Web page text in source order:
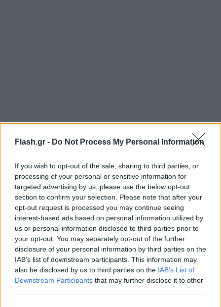
Flash.gr - Do Not Process My Personal Information
If you wish to opt-out of the sale, sharing to third parties, or
processing of your personal or sensitive information for
targeted advertising by us, please use the below opt-out
section to confirm your selection. Please note that after your
opt-out request is processed you may continue seeing
interest-based ads based on personal information utilized by
us or personal information disclosed to third parties prior to
your opt-out. You may separately opt-out of the further
disclosure of your personal information by third parties on the
IAB’s list of downstream participants. This information may
also be disclosed by us to third parties on the IAB’s List of
Downstream Participants that may further disclose it to other
τεμαχισμένου άνδρα δέκα ημέρες μετά τον φόνο.
Τότε, ιδιοκτήτης σπιτιού στο Ρέθυμνο διαπίστωσε
πως είχαν εξαφανιστεί οι δύο ενοικιαστές του και
ενημέρωσε την ΕΛ.ΑΣ. Αξιωματικοί μετέβησαν στο
εν λόγω σπίτι και έκαναν έρευνες. Εκεί, βρήκαν
κηλίδες αίματος που ταίριαζαν με το ανευρεθέν
πτώμα.